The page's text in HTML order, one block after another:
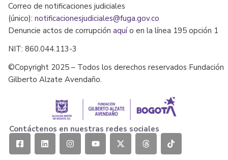
Correo de notificaciones judiciales
(único): notificacionesjudiciales@fuga.gov.co
Denuncie actos de corrupción aquío en la línea 195 opción 1
NIT: 860.044.113-3
©Copyright 2025 – Todos los derechos reservados Fundación
Gilberto Alzate Avendaño.
Contáctenos en nuestras redes sociales